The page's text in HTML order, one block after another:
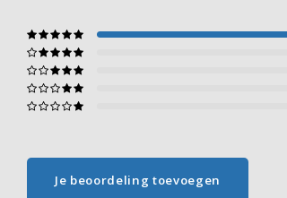
Je beoordeling toevoegen